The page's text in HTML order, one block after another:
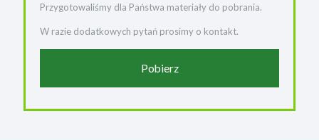
Przygotowaliśmy dla Państwa materiały do pobrania.
W razie dodatkowych pytań prosimy o kontakt.
Pobierz